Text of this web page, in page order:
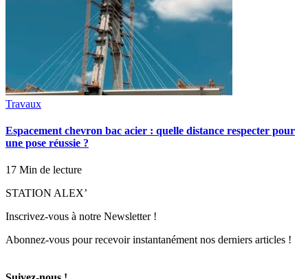
Travaux
Espacement chevron bac acier : quelle distance respecter pour
une pose réussie ?
17 Min de lecture
STATION ALEX’
Inscrivez-vous à notre Newsletter !
Abonnez-vous pour recevoir instantanément nos derniers articles !